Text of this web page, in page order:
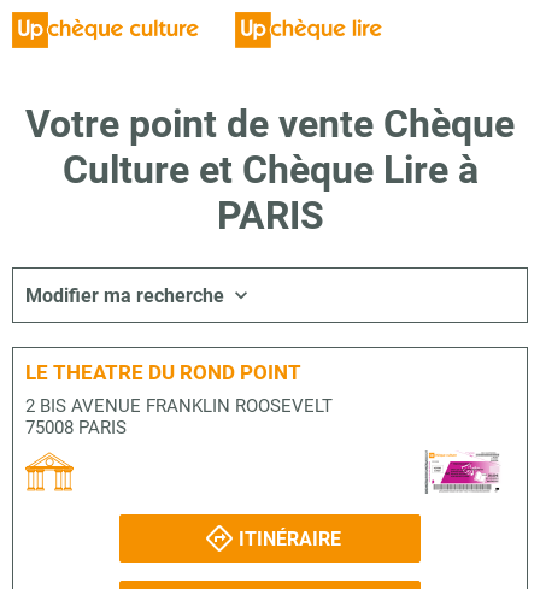
Votre point de vente Chèque
Culture et Chèque Lire à
PARIS
Modifier ma recherche
LE THEATRE DU ROND POINT
2 BIS AVENUE FRANKLIN ROOSEVELT
75008 PARIS
ITINÉRAIRE